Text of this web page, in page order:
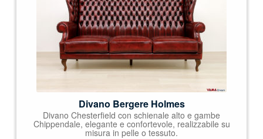
Divano Bergere Holmes
Divano Chesterfield con schienale alto e gambe
Chippendale, elegante e confortevole, realizzabile su
misura in pelle o tessuto.